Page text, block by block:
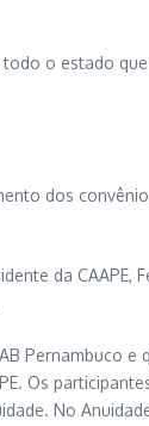
o estado
dos
da CAAPE,
Pernambuco e
Os
No